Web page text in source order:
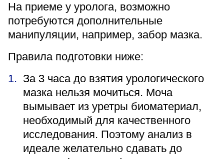
На приеме у уролога, возможно
потребуются дополнительные
манипуляции, например, забор мазка.
Правила подготовки ниже:
За 3 часа до взятия урологического
мазка нельзя мочиться. Моча
вымывает из уретры биоматериал,
необходимый для качественного
исследования. Поэтому анализ в
идеале желательно сдавать до